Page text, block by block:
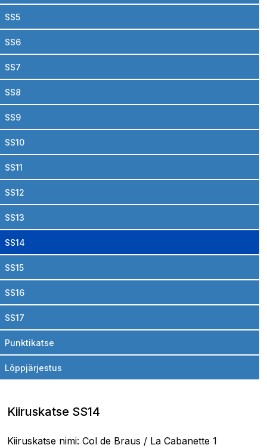
SS5
SS6
SS7
SS8
SS9
SS10
SS11
SS12
SS13
SS14
SS15
SS16
SS17
Punktikatse
Lõppjärjestus
Kiiruskatse SS14
Kiiruskatse nimi: Col de Braus / La Cabanette 1